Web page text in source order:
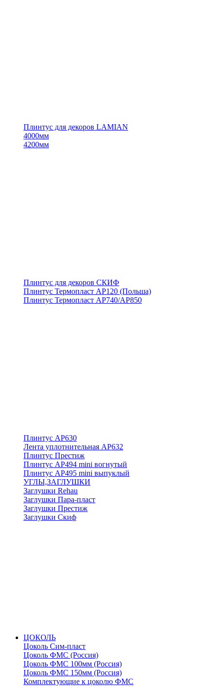
Плинтус для декоров LAMIAN
4000мм
4200мм
Плинтус для декоров СКИФ
Плинтус Термопласт АР120 (Польша)
Плинтус Термопласт АР740/АР850
Плинтус АР630
Лента уплотнительная АР632
Плинтус Престиж
Плинтус АР494 mini вогнутый
Плинтус АР495 mini выпуклый
УГЛЫ,ЗАГЛУШКИ
Заглушки Rehau
Заглушки Пара-пласт
Заглушки Престиж
Заглушки Скиф
ЦОКОЛЬ
Цоколь Сим-пласт
Цоколь ФМС (Россия)
Цоколь ФМС 100мм (Россия)
Цоколь ФМС 150мм (Россия)
Комплектующие к цоколю ФМС